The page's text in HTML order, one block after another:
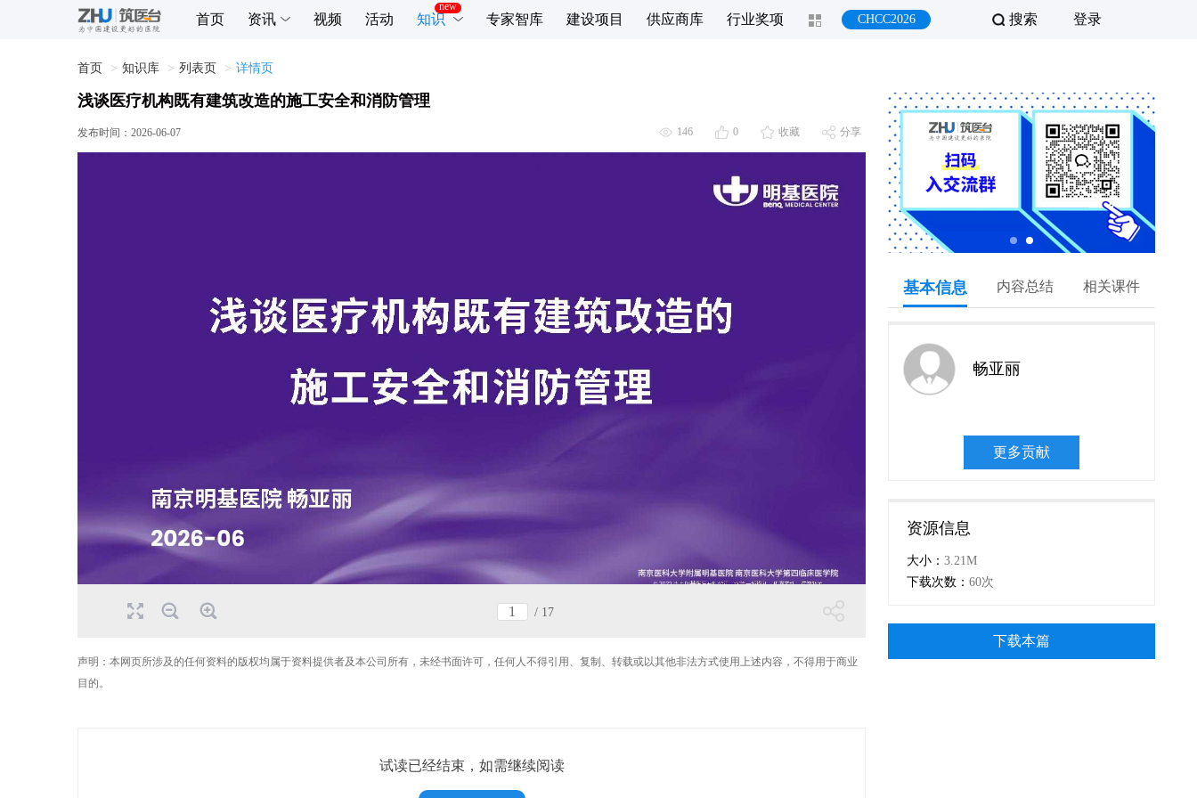
登录
搜索
首页 资讯 视频 活动 知识 专家智库 建设项目 供应商库 行业奖项 CHCC2026
首页 知识库 列表页 详情页
浅谈医疗机构既有建筑改造的施工安全和消防管理
发布时间： 2026-06-07 146 0 收藏 分享
/ 17
声明：本网页所涉及的任何资料的版权均属于资料提供者及本公司所有，未经书面许可，任何人不得引用、复制、转载或以其他非法方式使用上述内容，不得用于商业
目的。
试读已经结束，如需继续阅读
基本信息 内容总结 相关课件
畅亚丽
更多贡献
资源信息
大小： 3.21M
下载次数： 60次
下载本篇